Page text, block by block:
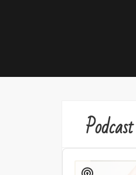
Podcast
Audio
Player